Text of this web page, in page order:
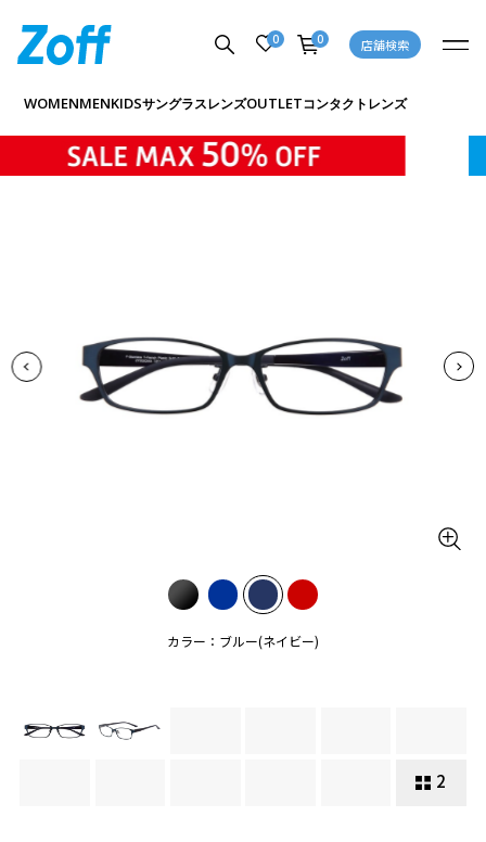
0 0 店舗検索
WOMENMENKIDSサングラスレンズOUTLETコンタクトレンズ
カラー：ブルー(ネイビー)
2
商品詳細ページへ